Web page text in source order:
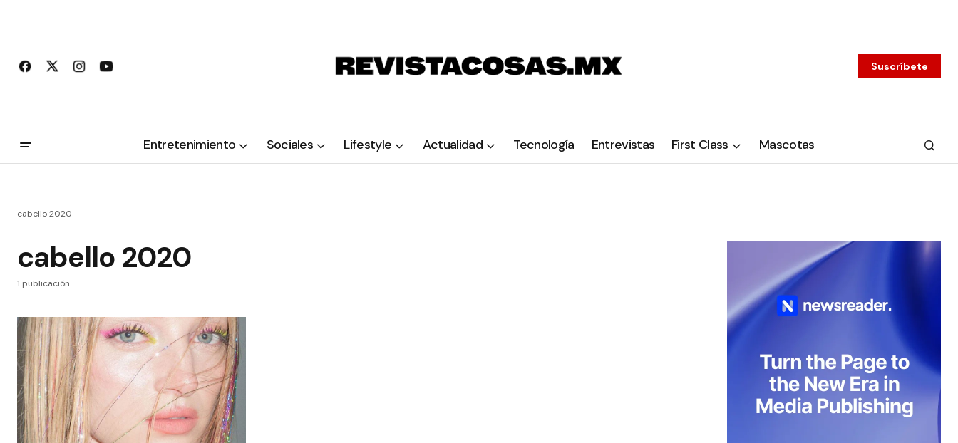
Suscríbete
Entretenimiento Sociales Lifestyle Actualidad Tecnología Entrevistas First Class Mascotas
cabello 2020
cabello 2020
1 publicación